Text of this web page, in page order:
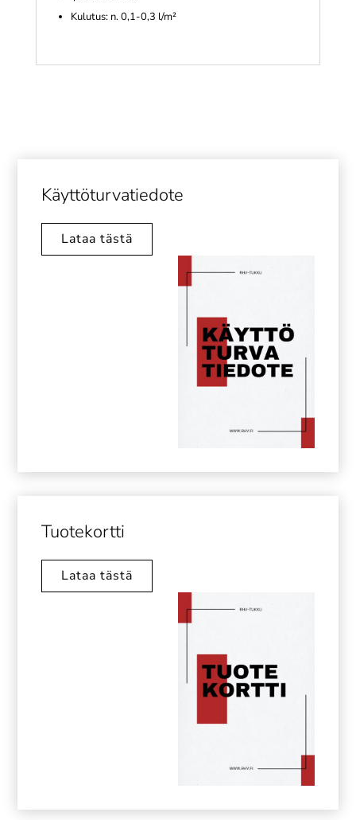
Kulutus: n. 0,1-0,3 l/m²
Käyttöturvatiedote
Lataa tästä
Tuotekortti
Lataa tästä